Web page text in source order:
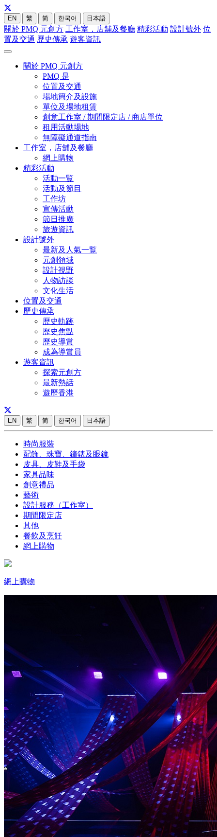
EN 繁 简 한국어 日本語
關於 PMQ 元創方 工作室，店舖及餐廳 精彩活動 設計號外 位
置及交通 歷史傳承 遊客資訊
關於 PMQ 元創方
PMQ 是
位置及交通
場地簡介及設施
單位及場地租賃
創意工作室 / 期間限定店 / 商店單位
租用活動場地
無障礙通道指南
工作室，店舖及餐廳
網上購物
精彩活動
活動一覧
活動及節目
工作坊
宣傳活動
節日推廣
旅遊資訊
設計號外
最新及人氣一覧
元創領域
設計視野
人物訪談
文化生活
位置及交通
歷史傳承
歷史軌跡
歷史焦點
歷史導賞
成為導賞員
遊客資訊
探索元創方
最新熱話
遊歷香港
EN 繁 简 한국어 日本語
時尚服裝
配飾、珠寶、鐘錶及眼鏡
皮具、皮鞋及手袋
家具品味
創意禮品
藝術
設計服務（工作室）
期間限定店
其他
餐飲及烹飪
網上購物
網上購物